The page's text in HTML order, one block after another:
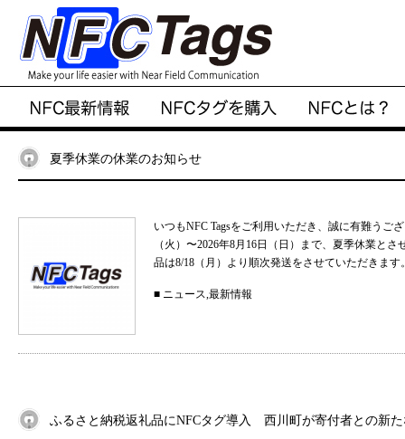
夏季休業の休業のお知らせ
いつもNFC Tagsをご利用いただき、誠に有難う
（火）〜2026年8月16日（日）まで、夏季休業と
品は8/18（月）より順次発送をさせていただきま
■ ニュース,最新情報
ふるさと納税返礼品にNFCタグ導入 西川町が寄付者との新